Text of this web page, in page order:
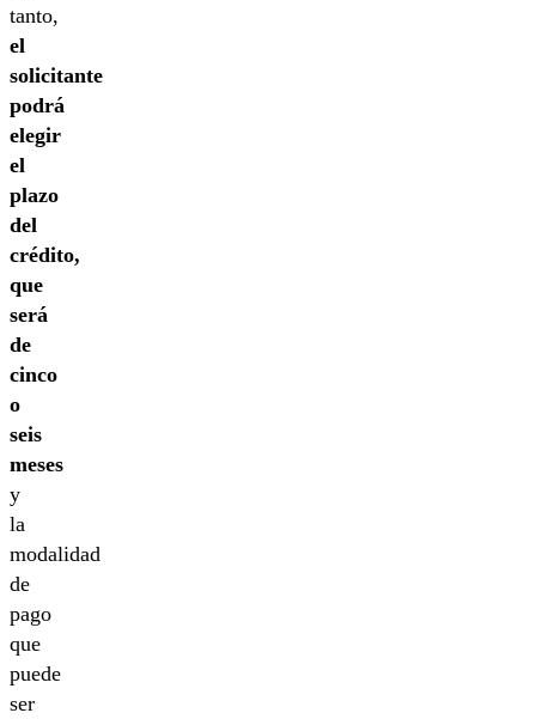
tanto,
el
solicitante
podrá
elegir
el
plazo
del
crédito,
que
será
de
cinco
o
seis
meses
y
la
modalidad
de
pago
que
puede
ser